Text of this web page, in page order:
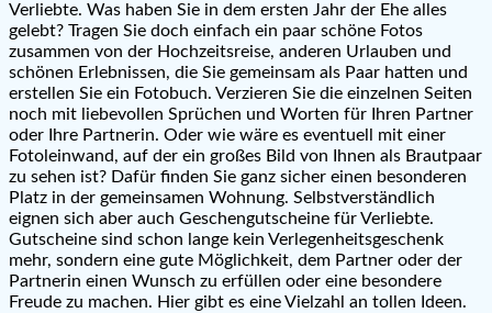
Verliebte. Was haben Sie in dem ersten Jahr der Ehe alles
gelebt? Tragen Sie doch einfach ein paar schöne Fotos
zusammen von der Hochzeitsreise, anderen Urlauben und
schönen Erlebnissen, die Sie gemeinsam als Paar hatten und
erstellen Sie ein Fotobuch. Verzieren Sie die einzelnen Seiten
noch mit liebevollen Sprüchen und Worten für Ihren Partner
oder Ihre Partnerin. Oder wie wäre es eventuell mit einer
Fotoleinwand, auf der ein großes Bild von Ihnen als Brautpaar
zu sehen ist? Dafür finden Sie ganz sicher einen besonderen
Platz in der gemeinsamen Wohnung. Selbstverständlich
eignen sich aber auch Geschengutscheine für Verliebte.
Gutscheine sind schon lange kein Verlegenheitsgeschenk
mehr, sondern eine gute Möglichkeit, dem Partner oder der
Partnerin einen Wunsch zu erfüllen oder eine besondere
Freude zu machen. Hier gibt es eine Vielzahl an tollen Ideen.